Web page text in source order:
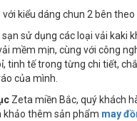
kiểu dáng chun 2 bên
sử dụng các loại vải kaki
mềm mịn, cùng với công
tinh tế trong từng chi tiết,
của mình.
Zeta miền Bắc, quý khách
khảo thêm sản phẩm may